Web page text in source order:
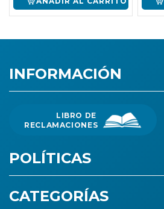
INFORMACIÓN
LIBRO DE
RECLAMACIONES
POLÍTICAS
CATEGORÍAS